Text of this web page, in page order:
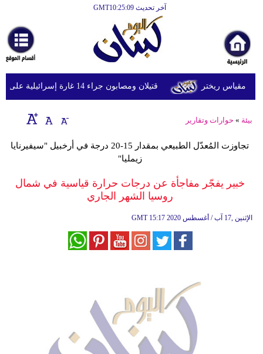
آخر تحديث GMT10:25:09
أخبارعاجلة
رياضة
ثقافة
إقتصاد
فن
أزياء
قتيلان ومصابون جراء 14 غارة إسرائيلية على شرق وجنوب لبنان
بيئة » حوارات وتقارير
تجاوزت المُعدّل الطبيعي بمقدار 15-20 درجة في أرخبيل "سيفيرنايا
زيمليا"
خبير يفجّر مفاجأة عن درجات حرارة قياسية في شمال
روسيا الشهر الجاري
GMT 15:17 2020 الإثنين ,17 آب / أغسطس